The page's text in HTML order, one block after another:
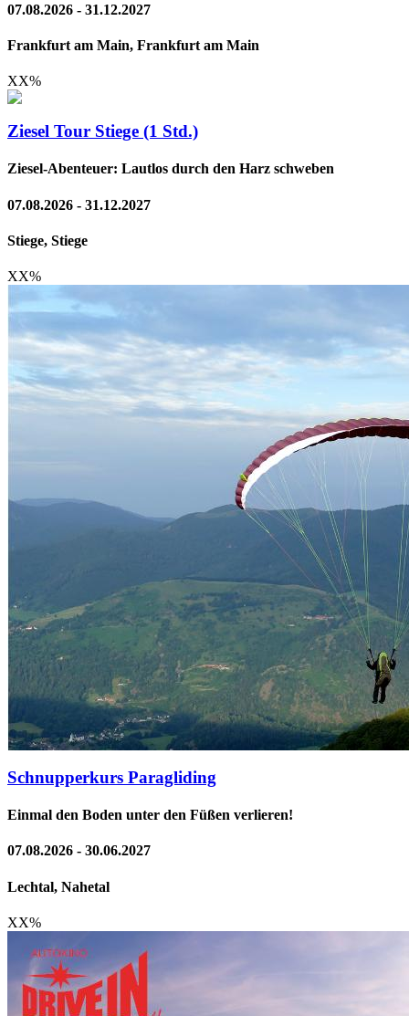
07.08.2026 - 31.12.2027
Frankfurt am Main, Frankfurt am Main
XX%
Ziesel Tour Stiege (1 Std.)
Ziesel-Abenteuer: Lautlos durch den Harz schweben
07.08.2026 - 31.12.2027
Stiege, Stiege
XX%
Schnupperkurs Paragliding
Einmal den Boden unter den Füßen verlieren!
07.08.2026 - 30.06.2027
Lechtal, Nahetal
XX%